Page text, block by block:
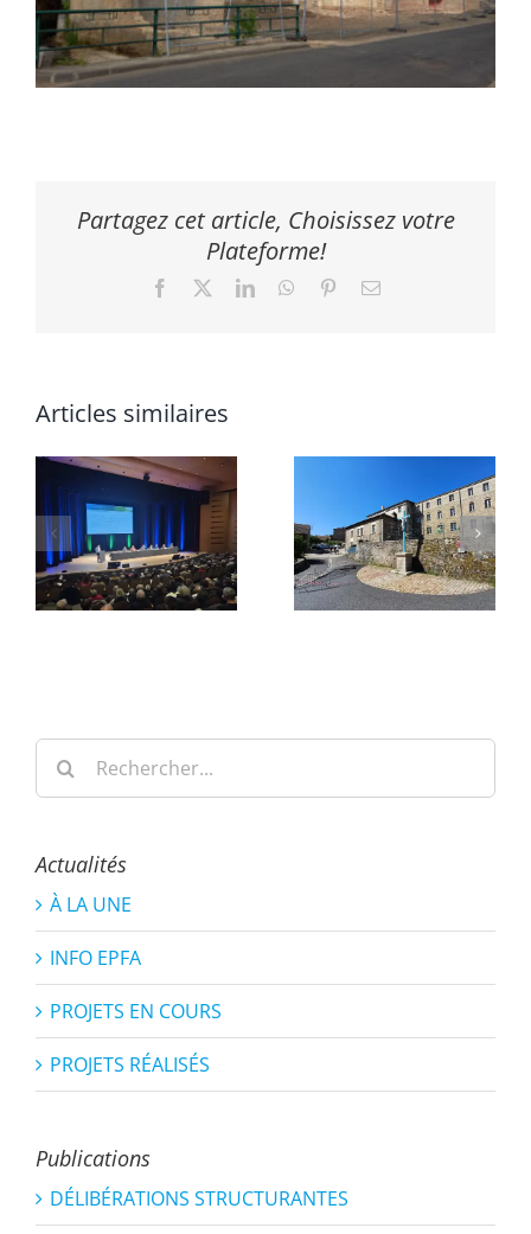
Partagez cet article, Choisissez votre
Plateforme!
Facebook LinkedInWhatsApp
PinterestEmail
Articles similaires
Rechercher:
Actualités
À LA UNE
INFO EPFA
PROJETS EN COURS
PROJETS RÉALISÉS
Publications
DÉLIBÉRATIONS STRUCTURANTES